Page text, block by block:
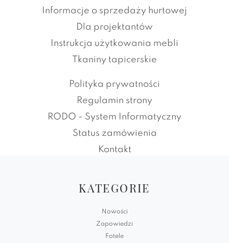
Informacje o sprzedaży hurtowej
Dla projektantów
Instrukcja użytkowania mebli
Tkaniny tapicerskie
Polityka prywatności
Regulamin strony
RODO - System Informatyczny
Status zamówienia
Kontakt
KATEGORIE
Nowości
Zapowiedzi
Fotele